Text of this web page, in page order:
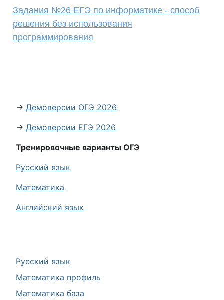
Русский язык
Математика профиль
Математика база
Задания №26 ЕГЭ по информатике - cпособ
решения без использования
программирования
→ Демоверсии ОГЭ 2026
→ Демоверсии ЕГЭ 2026
Тренировочные варианты ОГЭ
Русский язык
Математика
Английский язык